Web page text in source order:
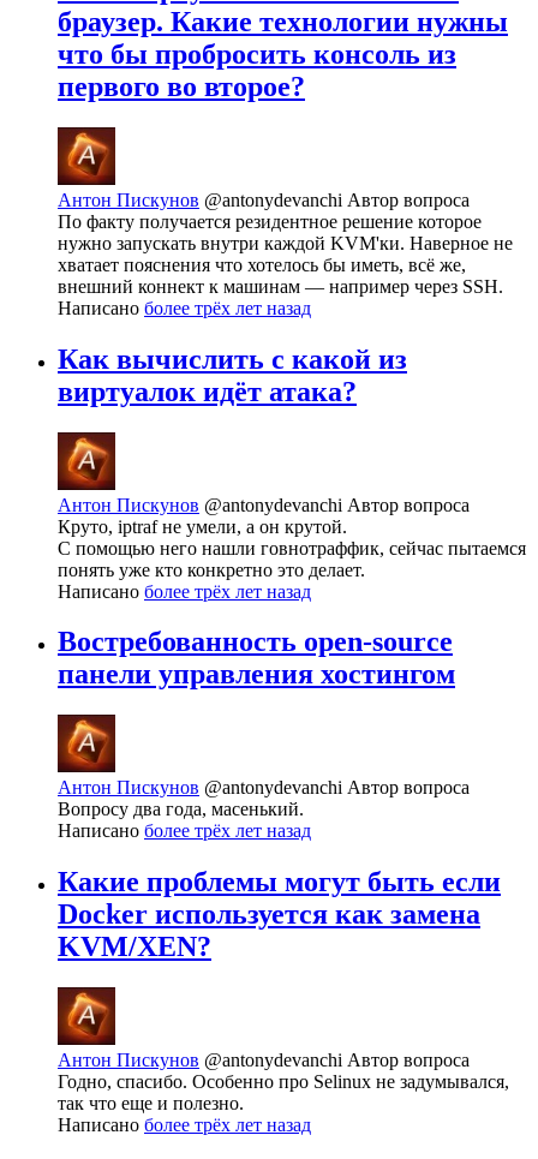
браузер. Какие технологии нужны
что бы пробросить консоль из
первого во второе?
Антон Пискунов @antonydevanchi Автор вопроса
По факту получается резидентное решение которое
нужно запускать внутри каждой KVM'ки. Наверное не
хватает пояснения что хотелось бы иметь, всё же,
внешний коннект к машинам — например через SSH.
Написано более трёх лет назад
Как вычислить с какой из
виртуалок идёт атака?
Антон Пискунов @antonydevanchi Автор вопроса
Круто, iptraf не умели, а он крутой.
С помощью него нашли говнотраффик, сейчас пытаемся
понять уже кто конкретно это делает.
Написано более трёх лет назад
Востребованность open-source
панели управления хостингом
Антон Пискунов @antonydevanchi Автор вопроса
Вопросу два года, масенький.
Написано более трёх лет назад
Какие проблемы могут быть если
Docker используется как замена
KVM/XEN?
Антон Пискунов @antonydevanchi Автор вопроса
Годно, спасибо. Особенно про Selinux не задумывался,
так что еще и полезно.
Написано более трёх лет назад